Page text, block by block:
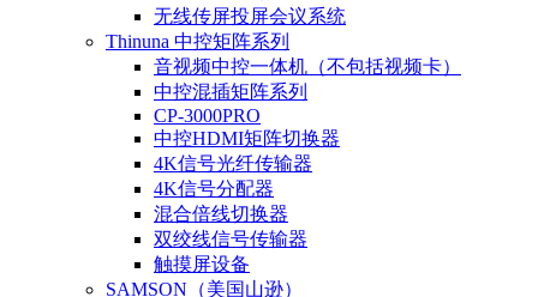
无线传屏投屏会议系统
Thinuna 中控矩阵系列
音视频中控一体机（不包括视频卡）
中控混插矩阵系列
CP-3000PRO
中控HDMI矩阵切换器
4K信号光纤传输器
4K信号分配器
混合倍线切换器
双绞线信号传输器
触摸屏设备
SAMSON（美国山逊）